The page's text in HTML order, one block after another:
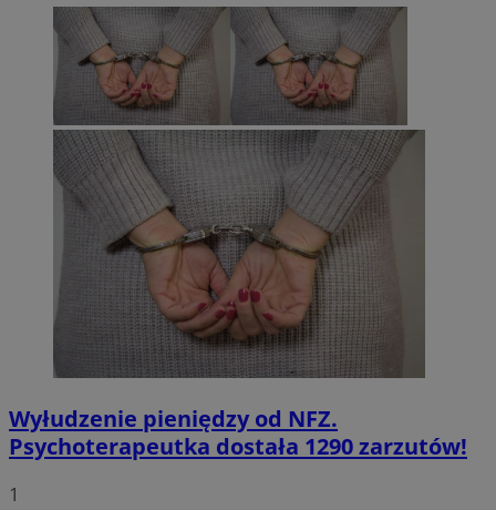
Wyłudzenie pieniędzy od NFZ.
Psychoterapeutka dostała 1290 zarzutów!
1